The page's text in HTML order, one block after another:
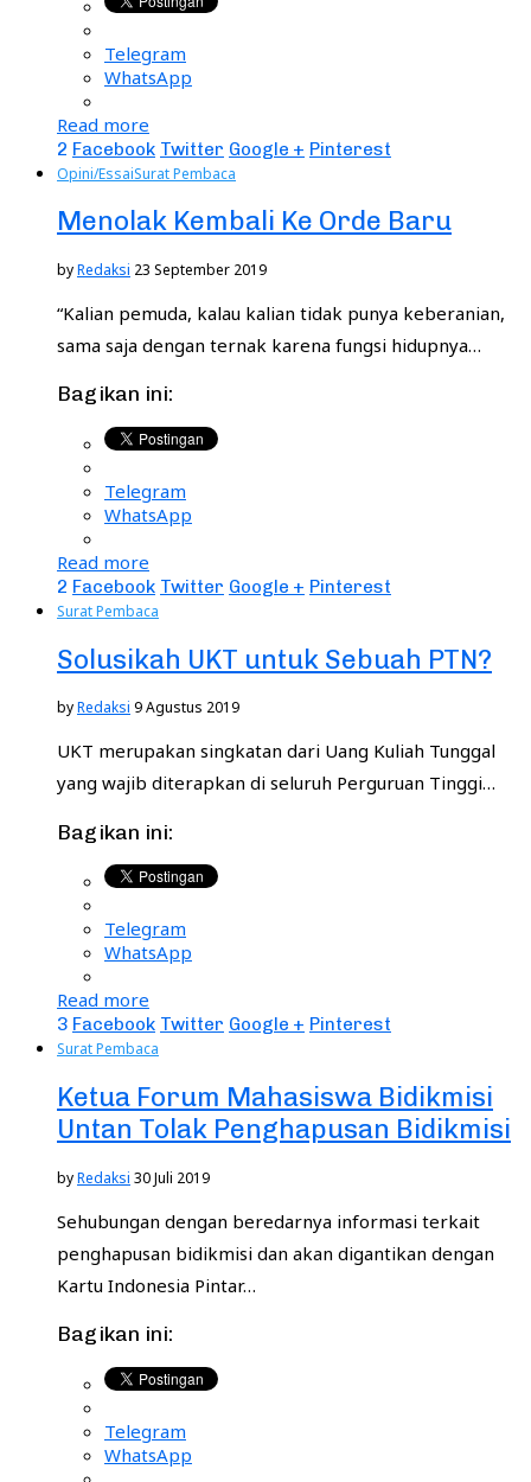
Telegram
WhatsApp
Read more
2 Facebook Twitter Google + Pinterest
Opini/EssaiSurat Pembaca
Menolak Kembali Ke Orde Baru
byRedaksi 23 September 2019
“Kalian pemuda, kalau kalian tidak punya keberanian,
sama saja dengan ternak karena fungsi hidupnya…
Bagikan ini:
Telegram
WhatsApp
Read more
2 Facebook Twitter Google + Pinterest
Surat Pembaca
Solusikah UKT untuk Sebuah PTN?
byRedaksi 9 Agustus 2019
UKT merupakan singkatan dari Uang Kuliah Tunggal
yang wajib diterapkan di seluruh Perguruan Tinggi…
Bagikan ini:
Telegram
WhatsApp
Read more
3 Facebook Twitter Google + Pinterest
Surat Pembaca
Ketua Forum Mahasiswa Bidikmisi
Untan Tolak Penghapusan Bidikmisi
byRedaksi 30 Juli 2019
Sehubungan dengan beredarnya informasi terkait
penghapusan bidikmisi dan akan digantikan dengan
Kartu Indonesia Pintar…
Bagikan ini:
Telegram
WhatsApp